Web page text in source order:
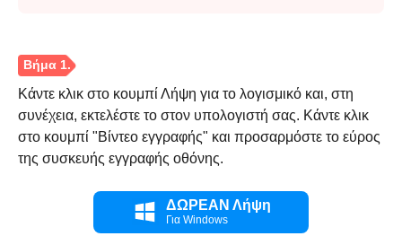
Κάντε κλικ στο κουμπί Λήψη για το λογισμικό και, στη
συνέχεια, εκτελέστε το στον υπολογιστή σας. Κάντε κλικ
στο κουμπί "Βίντεο εγγραφής" και προσαρμόστε το εύρος
της συσκευής εγγραφής οθόνης.
ΔΩΡΕΑΝ Λήψη
Για Windows